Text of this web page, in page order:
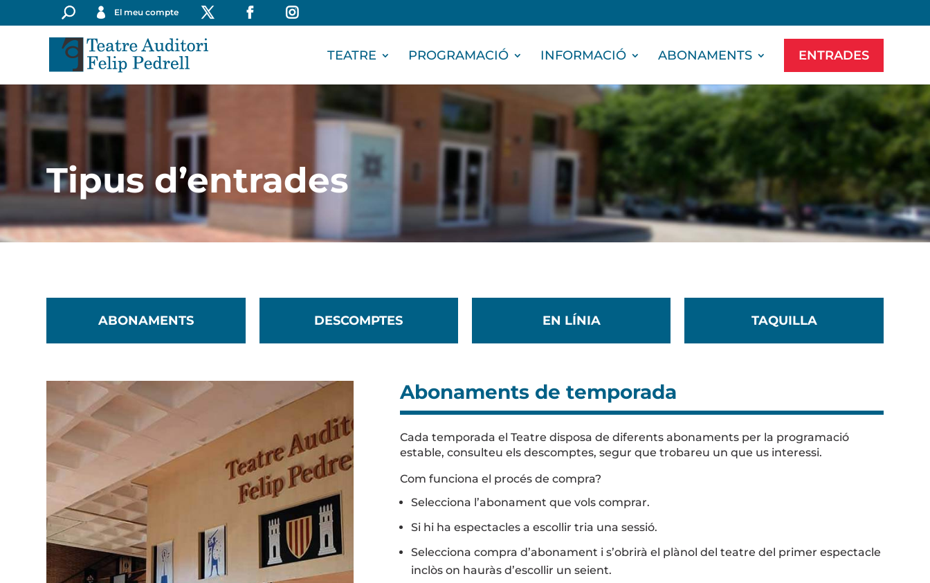
El meu compte
TEATRE PROGRAMACIÓ INFORMACIÓ ABONAMENTS ENTRADES
Tipus d’entrades
ABONAMENTS DESCOMPTES EN LÍNIA TAQUILLA
Abonaments de temporada
Cada temporada el Teatre disposa de diferents abonaments per la programació
estable, consulteu els descomptes, segur que trobareu un que us interessi.
Com funciona el procés de compra?
Selecciona l’abonament que vols comprar.
Si hi ha espectacles a escollir tria una sessió.
Selecciona compra d’abonament i s’obrirà el plànol del teatre del primer espectacle
inclòs on hauràs d’escollir un seient.